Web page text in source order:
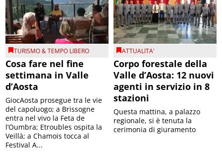
TURISMO & TEMPO LIBERO
Cosa fare nel fine
settimana in Valle
d’Aosta
GiocAosta prosegue tra le vie
del capoluogo; a Brissogne
entra nel vivo la Feta de
l’Oumbra; Etroubles ospita la
Veillà; a Chamois tocca al
Festival A...
ATTUALITA'
Corpo forestale della
Valle d’Aosta: 12 nuovi
agenti in servizio in 8
stazioni
Questa mattina, a palazzo
regionale, si è tenuta la
cerimonia di giuramento